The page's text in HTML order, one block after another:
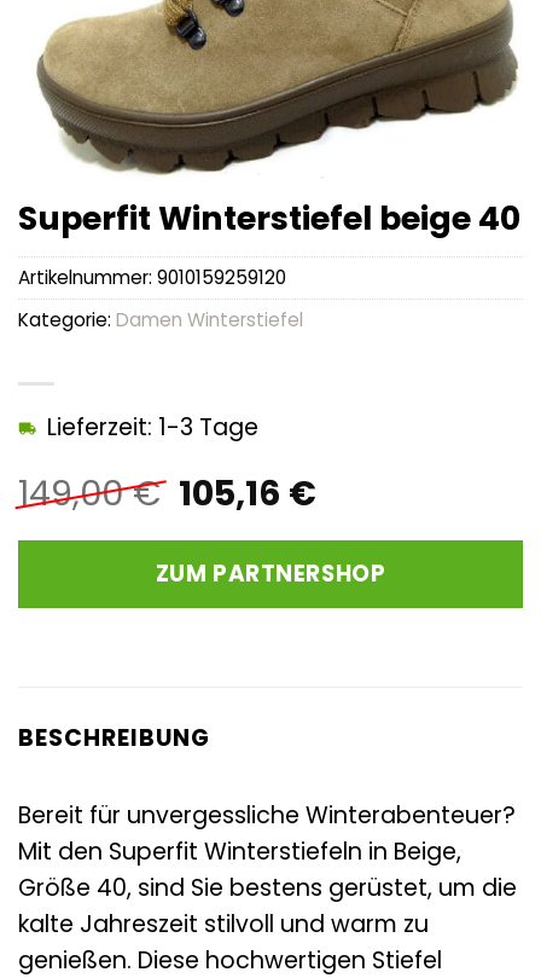
Superfit Winterstiefel beige 40
149,00€ Ursprünglicher
Preis
war:
149,00 €
105,16 €Aktueller
ist:
105,16 €.
Lieferzeit: 1-3 Tage
ZUM PARTNERSHOP
Artikelnummer: 9010159259120
Kategorie: Damen Winterstiefel
BESCHREIBUNG
Bereit für unvergessliche Winterabenteuer?
Mit den Superfit Winterstiefeln in Beige,
Größe 40, sind Sie bestens gerüstet, um die
kalte Jahreszeit stilvoll und warm zu
genießen. Diese hochwertigen Stiefel